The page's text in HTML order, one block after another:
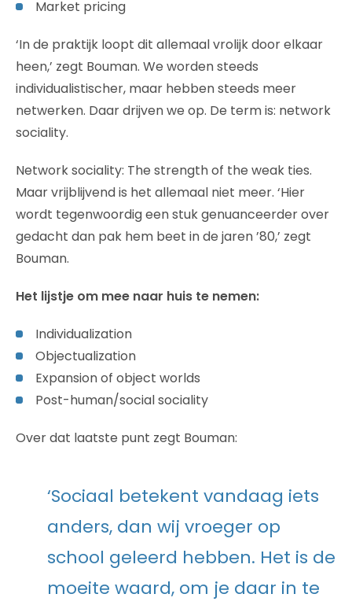
Market pricing
‘In de praktijk loopt dit allemaal vrolijk door elkaar
heen,’ zegt Bouman. We worden steeds
individualistischer, maar hebben steeds meer
netwerken. Daar drijven we op. De term is: network
sociality.
Network sociality: The strength of the weak ties.
Maar vrijblijvend is het allemaal niet meer. ‘Hier
wordt tegenwoordig een stuk genuanceerder over
gedacht dan pak hem beet in de jaren ’80,’ zegt
Bouman.
Het lijstje om mee naar huis te nemen:
Individualization
Objectualization
Expansion of object worlds
Post-human/social sociality
Over dat laatste punt zegt Bouman:
‘Sociaal betekent vandaag iets
anders, dan wij vroeger op
school geleerd hebben. Het is de
moeite waard, om je daar in te